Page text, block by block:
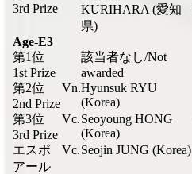
3rd Prize
KURIHARA (愛知
県)
Age-E3
第1位
1st Prize
該当者なし/Not
awarded
第2位
2nd Prize
Vn.Hyunsuk RYU
(Korea)
第3位
3rd Prize
Vc.Seoyoung HONG
(Korea)
エスポ
アール
Vc.Seojin JUNG (Korea)